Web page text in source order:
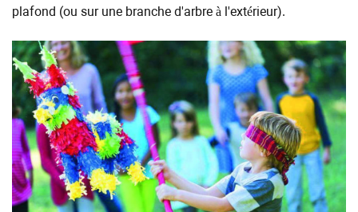
plafond (ou sur une branche d'arbre à l'extérieur).